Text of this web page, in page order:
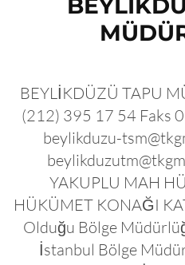
BEYLİKDÜZÜ TAPU
(212) 395 17 54 Faks
beylikduzu-
YAKUPLU MAH
HÜKÜMET KONAĞI
Olduğu Bölge
İstanbul Bölge